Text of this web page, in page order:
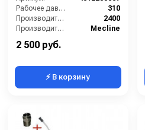
Рабочее давление (бар):
310
Производительность (л/ч):
2400
Производитель:
Mecline
2 500 руб.
⚡ В корзину